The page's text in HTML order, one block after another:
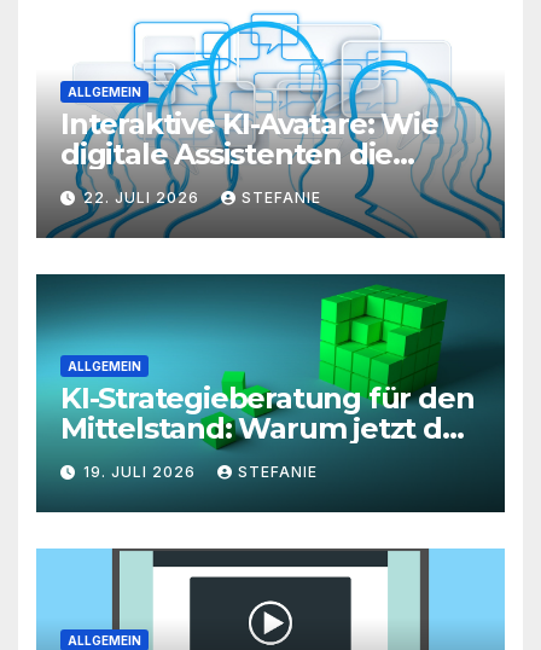
ALLGEMEIN
Interaktive KI-Avatare: Wie
digitale Assistenten die
Kundenkommunikation auf
ein neues Level heben
22. JULI 2026 STEFANIE
ALLGEMEIN
KI-Strategieberatung für den
Mittelstand: Warum jetzt der
richtige Zeitpunkt für eine
unternehmensweite KI-
Roadmap ist
19. JULI 2026 STEFANIE
ALLGEMEIN